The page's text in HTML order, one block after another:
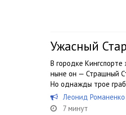
Ужасный
В городке
ныне он — Страшный
Но однажды трое
Леонид Романенко
7 минут